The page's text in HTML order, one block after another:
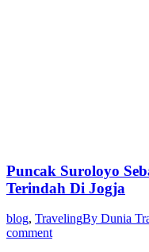
Puncak Suroloyo
Terindah Di Jogja
blog, TravelingBy Dunia
comment